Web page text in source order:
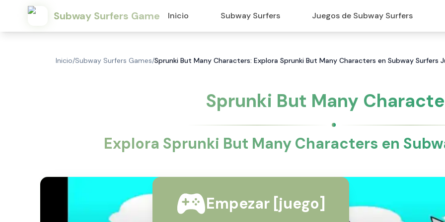
Subway Surfers Game Inicio Subway Surfers Juegos de Subway Surfers
Inicio/Subway Surfers Games/Sprunki But Many Characters: Explora Sprunki But Many Characters en Subway Surfers
Sprunki But Many
Explora Sprunki But Many Characters en
Empezar [juego]